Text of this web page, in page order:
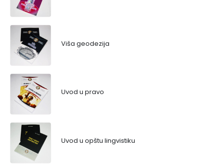
Viša geodezija
Uvod u pravo
Uvod u opštu lingvistiku